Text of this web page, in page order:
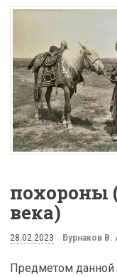
похороны
века)
28.02.2023 Бурнаков В.
Предметом данной